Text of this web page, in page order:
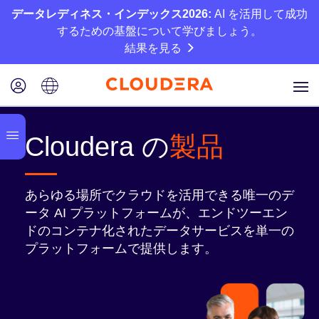
データレディネス・インデックス2026: AI を活用して成功
するための基盤について学びましょう。
結果を見る
Cloudera の製品
あらゆる場所でクラウドを活用できる唯一のデ
ータ AI プラットフォームが、エンドツーエン
ドのコンテナ化されたデータサービスを単一の
プラットフォームで提供します。